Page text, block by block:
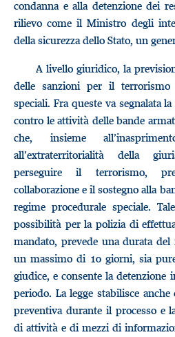
condanna e alla detenzione dei
rilievo come il Ministro degli
della sicurezza dello Stato, un
A livello giuridico, la
delle sanzioni per il
speciali. Fra queste va segnalata
contro le attività delle bande
che, insieme
all’extraterritorialità della
perseguire il terrorismo,
collaborazione e il sostegno alla
regime procedurale speciale.
possibilità per la polizia di
mandato, prevede una durata
un massimo di 10 giorni, sia
giudice, e consente la detenzione
periodo. La legge stabilisce
preventiva durante il processo e
di attività e di mezzi di